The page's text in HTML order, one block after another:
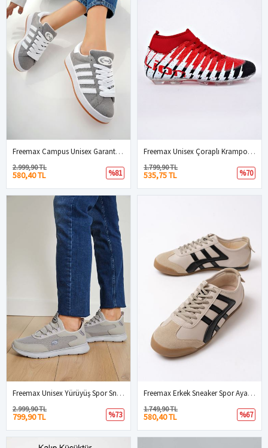
Freemax Campus Unisex Garantili Sneaker Spor Ayakkabı. Taş
580,40 TL
2.999,90 TL
%81
Freemax Unisex Çoraplı Krampon Futbol Ayakkabısı Siyah Kırmızı
535,75 TL
1.799,90 TL
%70
Freemax Unisex Yürüyüş Spor Sneaker Ayakkabı FREEMAX101-21221 Buz Buz
799,90 TL
2.999,90 TL
%73
Freemax Erkek Sneaker Spor Ayakkabı 614 Bej Siyah
580,40 TL
1.749,90 TL
%67